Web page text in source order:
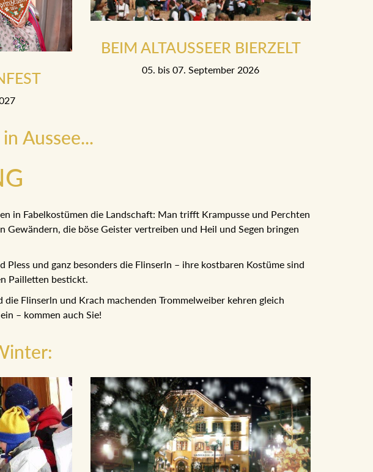
BEIM ALTAUSSEER BIERZELT
05. bis 07. September 2026
Aussee...
in Fabelkostümen die Landschaft: Man trifft Krampusse und Perchten
die böse Geister vertreiben und Heil und Segen bringen
Pless und ganz besonders die Flinserln – ihre kostbaren Kostüme sind
Pailletten bestickt.
Flinserln und Krach machenden Trommelweiber kehren gleich
– kommen auch Sie!